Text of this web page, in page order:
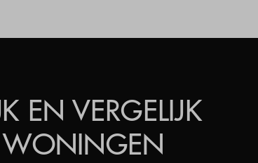
EN VERGELIJK
WONINGEN